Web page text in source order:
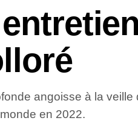
angoisse à la
en 2022.